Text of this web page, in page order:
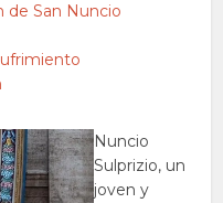
de San Nuncio
Nuncio
Sulprizio, un
joven y